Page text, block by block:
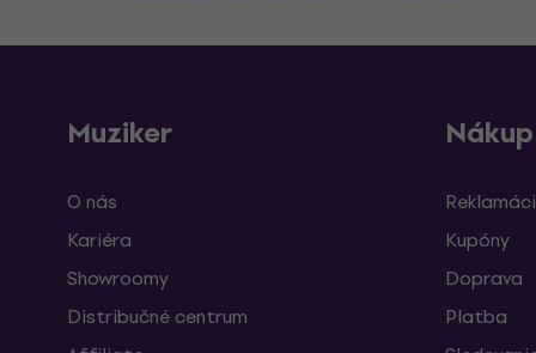
Muziker
O nás
Kariéra
Showroomy
Distribučné centrum
Nákup
Kupóny
Doprava
Platba